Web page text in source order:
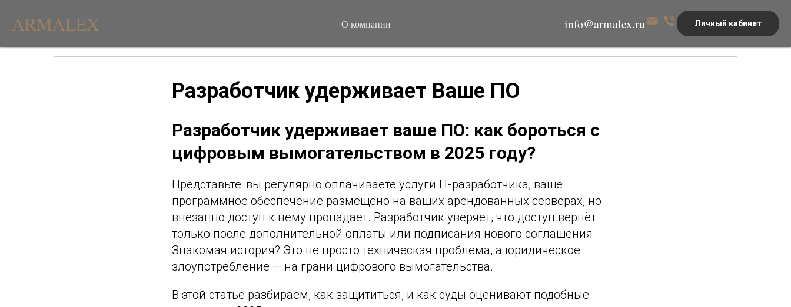
ARMALEX О компании info@armalex.ru Личный кабинет
Разработчик удерживает Ваше ПО
Разработчик удерживает ваше ПО: как бороться с
цифровым вымогательством в 2025 году?
Представьте: вы регулярно оплачиваете услуги IT-разработчика, ваше
программное обеспечение размещено на ваших арендованных серверах, но
внезапно доступ к нему пропадает. Разработчик уверяет, что доступ вернёт
только после дополнительной оплаты или подписания нового соглашения.
Знакомая история? Это не просто техническая проблема, а юридическое
злоупотребление — на грани цифрового вымогательства.
В этой статье разбираем, как защититься, и как суды оценивают подобные